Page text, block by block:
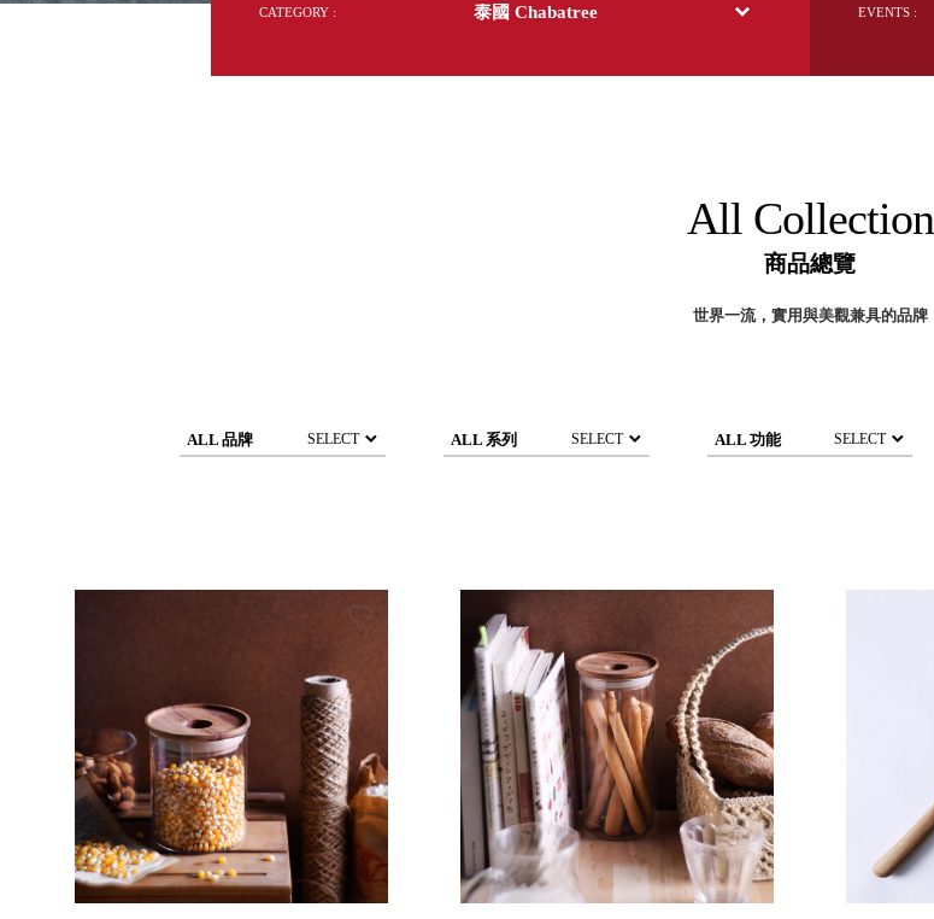
DU 密碼鎖資料鐵櫃
SH 文件車．小櫃
DU-2S雙開拉門櫃層架
台灣 檜木居 Cypress House
澳洲 Koala Eco
台灣 Elevon 準好拔
Storage 世界收納
法國 Stacksto
丹麥 Roommate
日本 Yamato japan
日本 LIBERALISTA
美國 Mordeco
美國 CAMINO
台灣 好物良品
台灣 奇鈺家居 CHYI YUH
CATEGORY : 泰國 Chabatree EVENTS :
All Collection
商品總覽
世界一流，實用與美觀兼具的品牌
ALL 品牌 SELECT ALL 系列 SELECT ALL 功能 SELECT